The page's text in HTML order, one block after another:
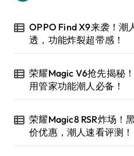
OPPO Find X9来袭！潮
透，功能炸裂超带感！
荣耀Magic V6抢先揭秘
用管家功能潮人必备！
荣耀Magic8 RSR炸场！
价优惠，潮人速看评测！